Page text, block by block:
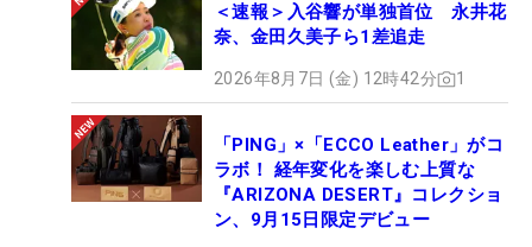
＜速報＞入谷響が単独首位 永井花
奈、金田久美子ら1差追走
2026年8月7日 (金) 12時42分 1
「PING」×「ECCO Leather」がコ
ラボ！ 経年変化を楽しむ上質な
『ARIZONA DESERT』コレクショ
ン、9月15日限定デビュー